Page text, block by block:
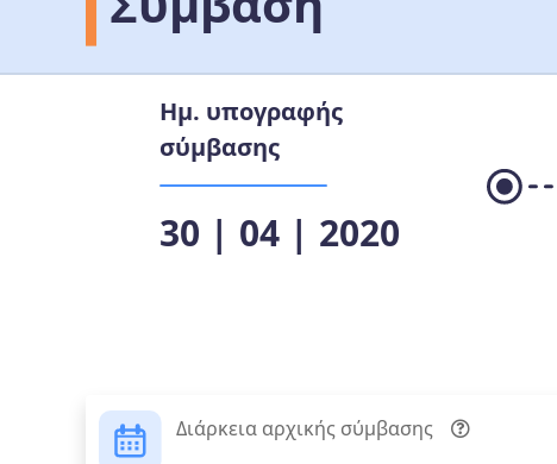
Ημ. υπογραφής
σύμβασης
30 | 04 | 2020
Διάρκεια αρχικής σύμβασης